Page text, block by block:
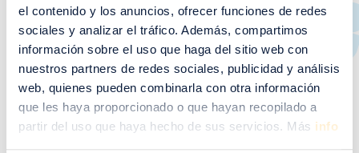
el contenido y los anuncios, ofrecer funciones de redes
sociales y analizar el tráfico. Además, compartimos
información sobre el uso que haga del sitio web con
nuestros partners de redes sociales, publicidad y análisis
web, quienes pueden combinarla con otra información
que les haya proporcionado o que hayan recopilado a
partir del uso que haya hecho de sus servicios. Más info
Zaragoza
📱
Instagram Facebook TikTok
💬¿Qué nos van a contar?
Una conversación sobre emprendimiento,
excelencia y pasión por la gastronomía.